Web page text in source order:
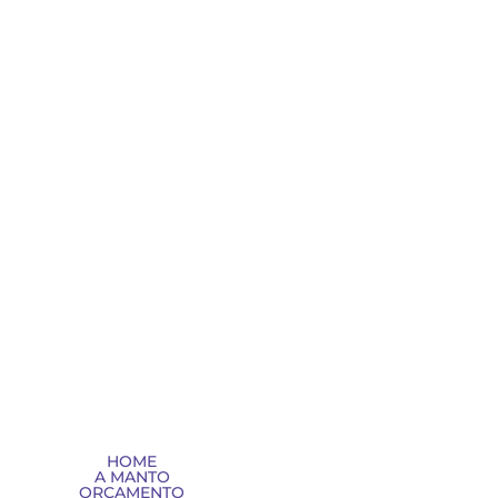
HOME
A MANTO
ORÇAMENTO